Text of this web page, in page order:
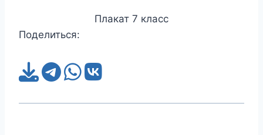
Плакат 7 класс
Поделиться: